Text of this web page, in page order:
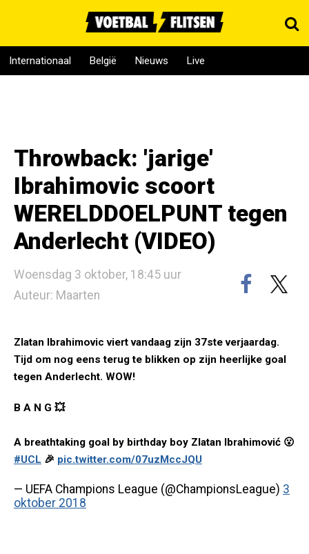
Internationaal België Nieuws Live
Throwback: 'jarige'
Ibrahimovic scoort
WERELDDOELPUNT tegen
Anderlecht (VIDEO)
Woensdag 3 oktober, 18:45 uur
Auteur: Maarten
Zlatan Ibrahimovic viert vandaag zijn 37ste verjaardag.
Tijd om nog eens terug te blikken op zijn heerlijke goal
tegen Anderlecht. WOW!
B A N G 💥
A breathtaking goal by birthday boy Zlatan Ibrahimović 😮
#UCL 🎉 pic.twitter.com/07uzMccJQU
— UEFA Champions League (@ChampionsLeague) 3
oktober 2018